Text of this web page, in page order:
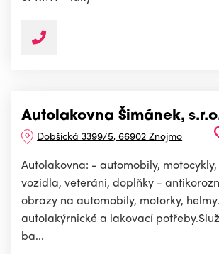
Autolakovna Šimánek,
Dobšická 3399/5, 66902 Znojmo
Autolakovna: - automobily,
vozidla, veteráni, doplňky -
obrazy na automobily, motorky,
autolakýrnické a lakovací
ba...